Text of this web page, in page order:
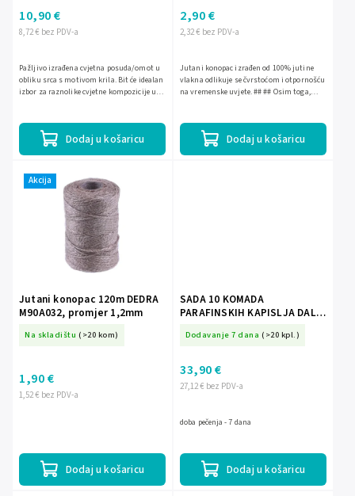
8,72 € bez PDV-a
10,90 €
Dodaj u košaricu
Pažljivo izrađena cvjetna posuda/omot u
obliku srca s motivom krila. Bit će idealan
izbor za raznolike cvjetne kompozicije u
2,32 € bez PDV-a
2,90 €
Dodaj u košaricu
Jutani konopac izrađen od 100% jutine
vlakna odlikuje se čvrstoćom i otpornošću
na vremenske uvjete. ## ## Osim toga,
Akcija
Jutani konopac 120m DEDRA
M90A032, promjer 1,2mm
Na skladištu (>20 kom)
1,52 € bez PDV-a
1,90 €
Dodaj u košaricu
SADA 10 KOMADA
PARAFINSKIH KAPISLJA DALIA
Dodavanje 7 dana (>20 kpl.)
27,12 € bez PDV-a
33,90 €
Dodaj u košaricu
doba pečenja - 7 dana